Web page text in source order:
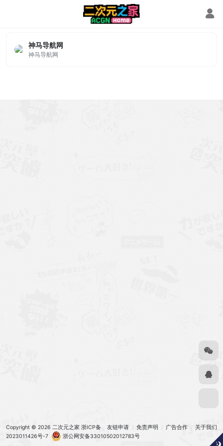
神马导航网
神马导航网
友链申请 免责声明 广告合作 关于我们
Copyright © 2026 二次元之家 浙ICP备
2023011426号-7
浙公网安备33010502012783号